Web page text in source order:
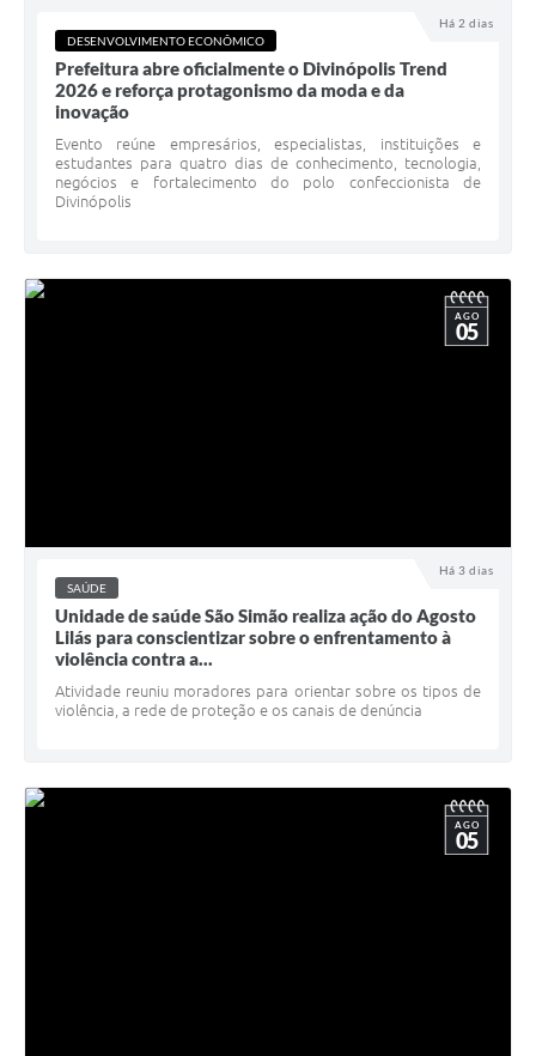
Há 2 dias
DESENVOLVIMENTO ECONÔMICO
Prefeitura abre oficialmente o Divinópolis Trend
2026 e reforça protagonismo da moda e da
inovação
Evento reúne empresários, especialistas, instituições e
estudantes para quatro dias de conhecimento, tecnologia,
negócios e fortalecimento do polo confeccionista de
Divinópolis
Há 3 dias
AGO
05
SAÚDE
Unidade de saúde São Simão realiza ação do Agosto
Lilás para conscientizar sobre o enfrentamento à
violência contra a...
Atividade reuniu moradores para orientar sobre os tipos de
violência, a rede de proteção e os canais de denúncia
AGO
05